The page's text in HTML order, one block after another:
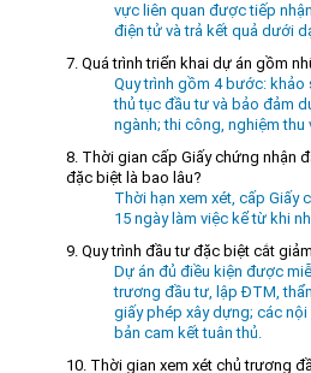
Văn bản khác
vực liên quan được tiếp
điện tử và trả kết quả dưới
7. Quá trình triển khai dự án gồm
Quy trình gồm 4 bước: khảo
thủ tục đầu tư và bảo đảm
ngành; thi công, nghiệm thu
8. Thời gian cấp Giấy chứng nhận
đặc biệt là bao lâu?
Thời hạn xem xét, cấp Giấy
15 ngày làm việc kể từ khi
9. Quy trình đầu tư đặc biệt cắt
Dự án đủ điều kiện được
trương đầu tư, lập ĐTM,
giấy phép xây dựng; các
bản cam kết tuân thủ.
10. Thời gian xem xét chủ trương